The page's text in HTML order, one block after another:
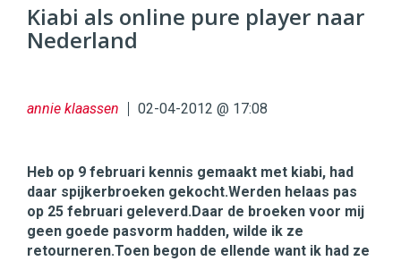
Commerce https://twinklemagazine.nl
9654
Kiabi als online pure player naar
Nederland
annie klaassen 02-04-2012 @ 17:08
Heb op 9 februari kennis gemaakt met kiabi, had
daar spijkerbroeken gekocht.Werden helaas pas
op 25 februari geleverd.Daar de broeken voor mij
geen goede pasvorm hadden, wilde ik ze
retourneren.Toen begon de ellende want ik had ze